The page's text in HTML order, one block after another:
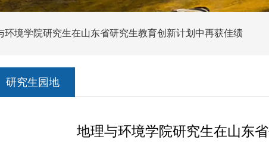
环境学院研究生在山东省研究生教育创新计划中再获佳绩
研究生园地
地理与环境学院研究生在山东